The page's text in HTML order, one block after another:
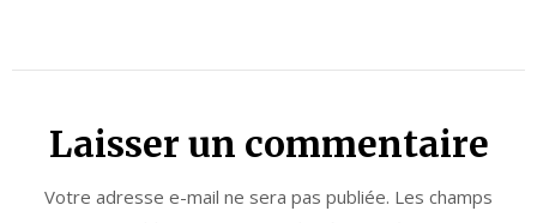
Laisser un commentaire
Votre adresse e-mail ne sera pas publiée. Les champs